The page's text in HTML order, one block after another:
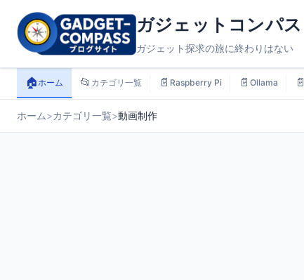
ガジェットコンパス
ガジェット探求の旅に終わりはない
🏠ホーム 📂 カテゴリ一覧 📄 Raspberry Pi 📄 Ollama 📄
ホーム>カテゴリ一覧>動画制作